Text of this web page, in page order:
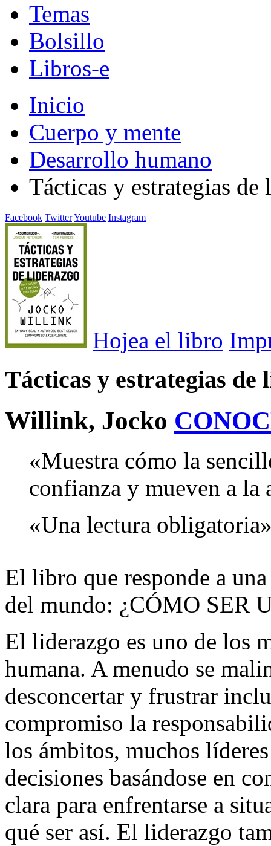
Temas
Bolsillo
Libros-e
Inicio
Cuerpo y mente
Desarrollo humano
Tácticas y estrategias de
Facebook TwitterYoutube Instagram
Hojea el libro
Tácticas y estrategias de
Willink, Jocko
«Muestra cómo la
confianza y mueven a la
«Una lectura
El libro que responde a
del mundo: ¿CÓMO SER
El liderazgo es uno de los
humana. A menudo se
desconcertar y frustrar
compromiso la
los ámbitos, muchos
decisiones basándose en
clara para enfrentarse a
qué ser así. El liderazgo